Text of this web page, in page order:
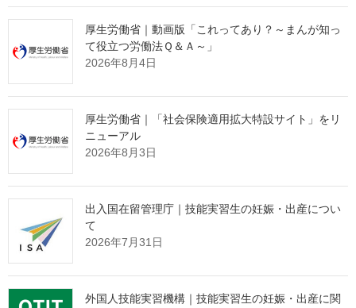
登記識別情報通知書）を紛失した場合について[PDF]
令和６年能登半島地震により登記の申請をすべき期間に登記の
申請ができなかった場合について[PDF]
・令和６年能登半島地震による地殻変動に伴う地図等証明書上の
座標値表示への影響について
・災害復旧における境界標識の保存について[PDF]
【人権相談】
・令和６年能登半島地震で被災された皆様へ～震災に伴う人権相
談について～
【無料相談・情報提供】
厚生労働省｜動画版「これってあり？～まんが知っ
て役立つ労働法Ｑ＆Ａ～」
2026年8月4日
厚生労働省｜「社会保険適用拡大特設サイト」をリ
ニューアル
2026年8月3日
出入国在留管理庁｜技能実習生の妊娠・出産につい
て
2026年7月31日
外国人技能実習機構｜技能実習生の妊娠・出産に関